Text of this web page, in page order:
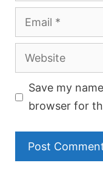
Email
Website
Save my
browser for